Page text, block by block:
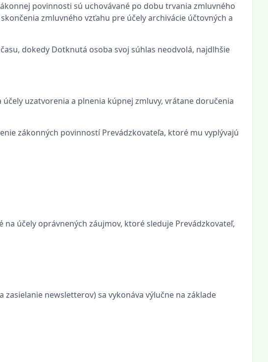
povinnosti sú uchovávané po dobu trvania zmluvného
zmluvného vzťahu pre účely archivácie účtovných a
dokedy Dotknutá osoba svoj súhlas neodvolá, najdlhšie
uzatvorenia a plnenia kúpnej zmluvy, vrátane doručenia
zákonných povinností Prevádzkovateľa, ktoré mu vyplývajú
účely oprávnených záujmov, ktoré sleduje Prevádzkovateľ,
zasielanie newsletterov) sa vykonáva výlučne na základe